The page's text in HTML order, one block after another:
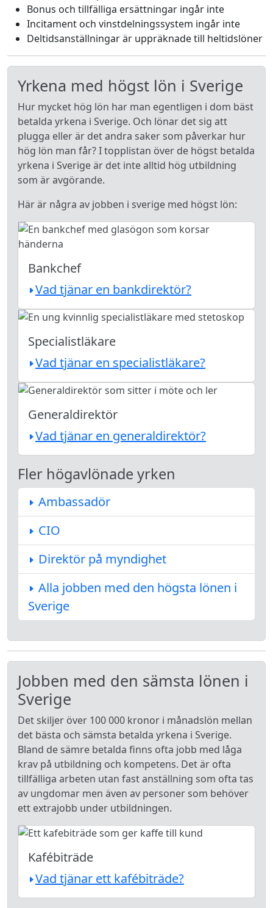
Bonus och tillfälliga ersättningar ingår inte
Incitament och vinstdelningssystem ingår inte
Deltidsanställningar är uppräknade till heltidslöner
Yrkena med högst lön i Sverige
Hur mycket hög lön har man egentligen i dom bäst
betalda yrkena i Sverige. Och lönar det sig att
plugga eller är det andra saker som påverkar hur
hög lön man får? I topplistan över de högst betalda
yrkena i Sverige är det inte alltid hög utbildning
som är avgörande.
Här är några av jobben i sverige med högst lön:
Bankchef
Vad tjänar en bankdirektör?
Specialistläkare
Vad tjänar en specialistläkare?
Generaldirektör
Vad tjänar en generaldirektör?
Fler högavlönade yrken
Ambassadör
CIO
Direktör på myndighet
Alla jobben med den högsta lönen i
Sverige
Jobben med den sämsta lönen i
Sverige
Det skiljer över 100 000 kronor i månadslön mellan
det bästa och sämsta betalda yrkena i Sverige.
Bland de sämre betalda finns ofta jobb med låga
krav på utbildning och kompetens. Det är ofta
tillfälliga arbeten utan fast anställning som ofta tas
av ungdomar men även av personer som behöver
ett extrajobb under utbildningen.
Kafébiträde
Vad tjänar ett kafébiträde?